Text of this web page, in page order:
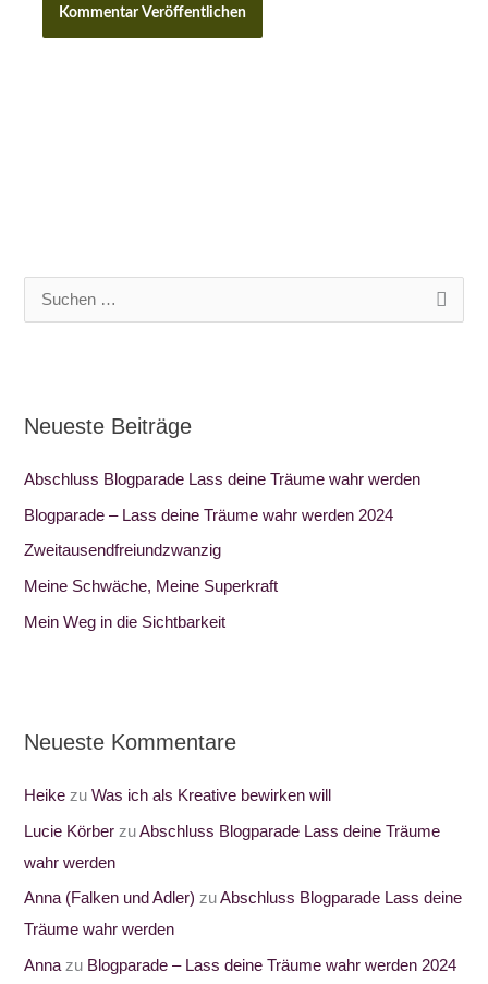
e
a
c
h
:
Neueste Beiträge
Abschluss Blogparade Lass deine Träume wahr werden
Blogparade – Lass deine Träume wahr werden 2024
Zweitausendfreiundzwanzig
Meine Schwäche, Meine Superkraft
Mein Weg in die Sichtbarkeit
Neueste Kommentare
Heike zuWas ich als Kreative bewirken will
Lucie Körber zuAbschluss Blogparade Lass deine Träume
wahr werden
Anna (Falken und Adler) zuAbschluss Blogparade Lass deine
Träume wahr werden
Anna zu Blogparade – Lass deine Träume wahr werden 2024